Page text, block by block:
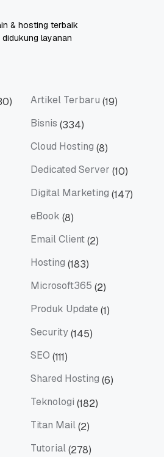
& hosting terbaik
layanan
Artikel Terbaru (19)
Bisnis (334)
Cloud Hosting (8)
Dedicated Server (10)
Digital Marketing (147)
eBook (8)
Email Client(2)
Hosting (183)
Microsoft365 (2)
Produk Update (1)
Security(145)
SEO (111)
Shared Hosting (6)
Teknologi (182)
Titan Mail(2)
Tutorial(278)